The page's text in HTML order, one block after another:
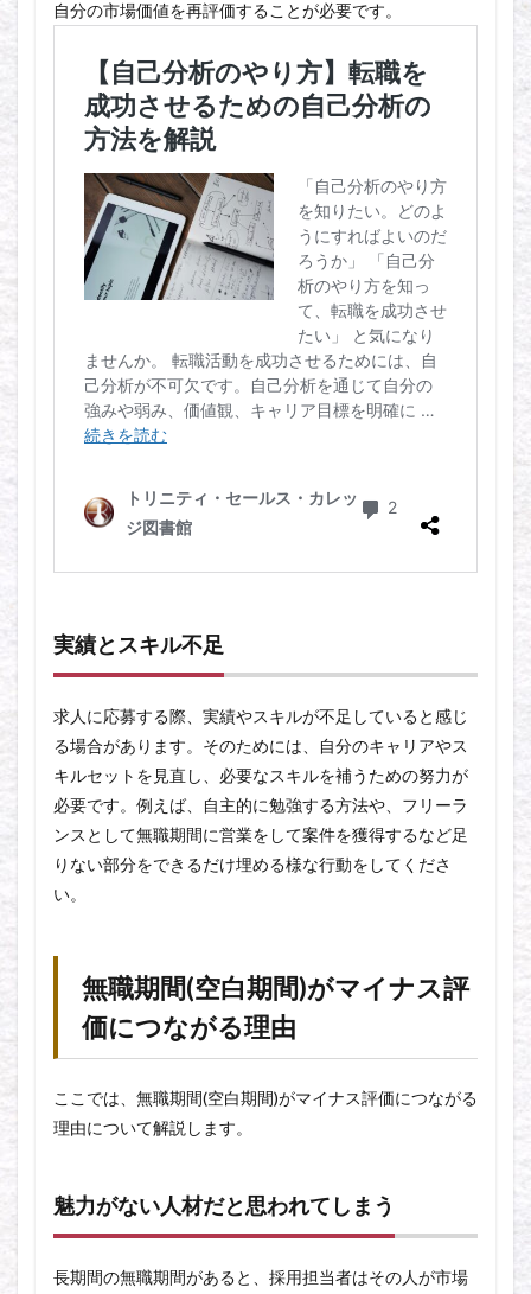
自分の市場価値を再評価することが必要です。
実績とスキル不足
求人に応募する際、実績やスキルが不足していると感じ
る場合があります。そのためには、自分のキャリアやス
キルセットを見直し、必要なスキルを補うための努力が
必要です。例えば、自主的に勉強する方法や、フリーラ
ンスとして無職期間に営業をして案件を獲得するなど足
りない部分をできるだけ埋める様な行動をしてくださ
い。
無職期間(空白期間)がマイナス評
価につながる理由
ここでは、無職期間(空白期間)がマイナス評価につながる
理由について解説します。
魅力がない人材だと思われてしまう
長期間の無職期間があると、採用担当者はその人が市場